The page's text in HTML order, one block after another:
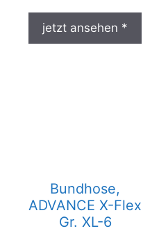
jetzt ansehen *
Bundhose,
ADVANCE X-Flex
Gr. XL-6